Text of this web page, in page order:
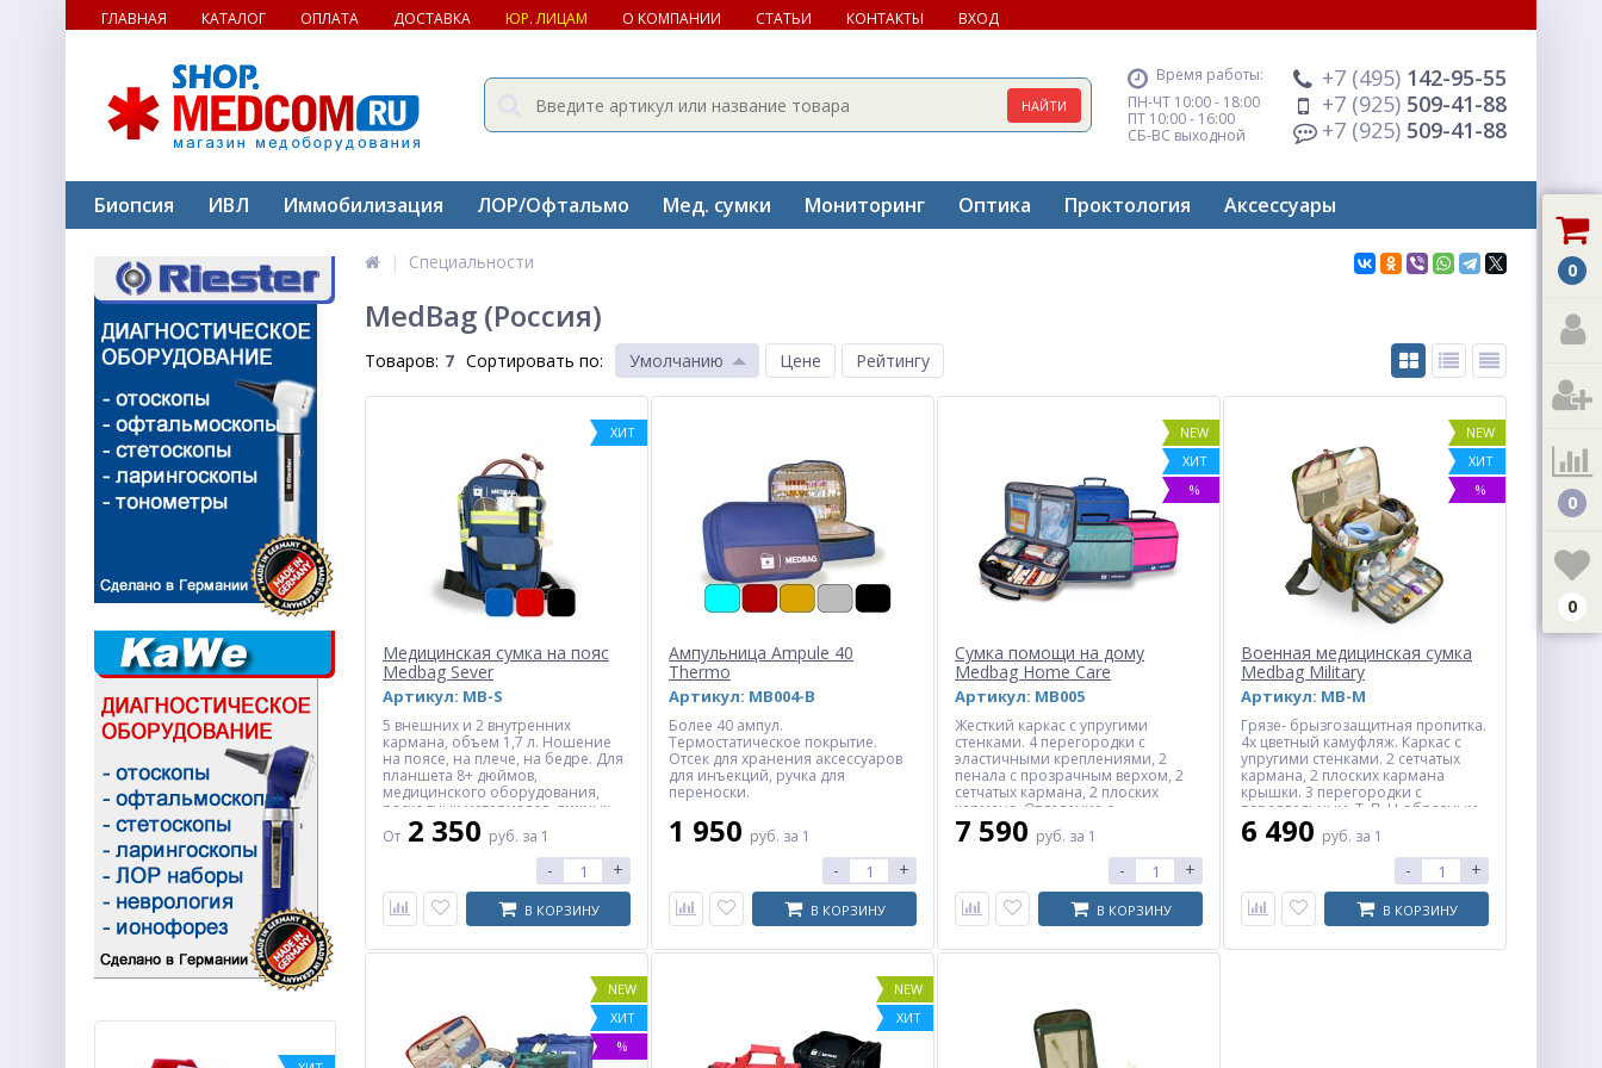
ГЛАВНАЯ КАТАЛОГ ОПЛАТА ДОСТАВКА ЮР. ЛИЦАМ О КОМПАНИИ СТАТЬИ КОНТАКТЫ ВХОД
Время работы:
ПН-ЧТ 10:00 - 18:00
ПТ 10:00 - 16:00
СБ-ВС выходной
+7 (495) 142-95-55
+7 (925) 509-41-88
+7 (925) 509-41-88
Биопсия ИВЛ Иммобилизация ЛОР/Офтальмо Мед. сумки Мониторинг Оптика Проктология Аксессуары
Специальности
MedBag (Россия)
Товаров: 7 Сортировать по: Умолчанию Цене Рейтингу
ХИТ
Медицинская сумка на пояс
Medbag Sever
Артикул: MB-S
5 внешних и 2 внутренних
кармана, объем 1,7 л. Ношение
на поясе, на плече, на бедре. Для
планшета 8+ дюймов,
медицинского оборудования,
расходных материалов, личных
вещей.
От 2 350 руб. за 1
- +
В КОРЗИНУ
Ампульница Ampule 40
Thermo
Артикул: MB004-B
Более 40 ампул.
Термостатическое покрытие.
Отсек для хранения аксессуаров
для инъекций, ручка для
переноски.
1 950 руб. за 1
- +
В КОРЗИНУ
NEW
ХИТ
%
Сумка помощи на дому
Medbag Home Care
Артикул: MB005
Жесткий каркас с упругими
стенками. 4 перегородки с
эластичными креплениями, 2
пенала с прозрачным верхом, 2
сетчатых кармана, 2 плоских
кармана. Отделение с
креплениями для оборудования
и аксессуаров. Наплечный
7 590 руб. за 1
- +
В КОРЗИНУ
NEW
ХИТ
%
Военная медицинская сумка
Medbag Military
Артикул: MB-M
Грязе- брызгозащитная пропитка.
4х цветный камуфляж. Каркас с
упругими стенками. 2 сетчатых
кармана, 2 плоских кармана
крышки. 3 перегородки с
параллельным, Т, П, Н-образным
креплением. Множество
эластичных креплений. Карман
для часто используемых
аксессуаров. Металлические
карабины, язычки на молниях.
Сотовые 6+1 перегородки (опция).
6 490 руб. за 1
- +
В КОРЗИНУ
NEW
ХИТ
%
NEW
ХИТ
0
0
0